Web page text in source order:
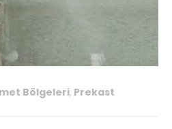
Bölgeleri, Prekast